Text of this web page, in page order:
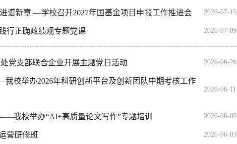
谱新章 —学校召开2027年国基金项目申报工作推进会 2026-07-15
行正确政绩观专题党课 2026-07-09
党支部联合企业开展主题党日活动 2026-06-26
校举办2026年科研创新平台及创新团队中期考核工作
2026-06-11
我校举办“AI+高质量论文写作”专题培训 2026-06-05
营研修班 2026-06-03